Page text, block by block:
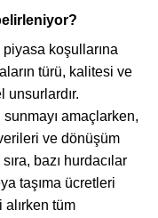
koşullarına
türü, kalitesi ve
unsurlardır.
amaçlarken,
ve dönüşüm
bazı hurdacılar
taşıma ücretleri
tüm